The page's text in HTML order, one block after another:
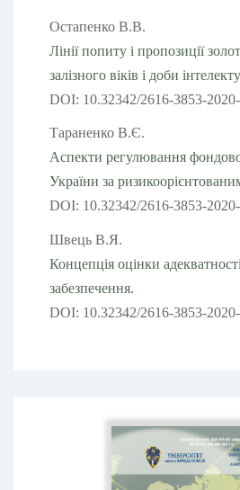
Остапенко В.В.
Лінії попиту і пропозиції
залізного віків і доби
DOI: 10.32342/2616-3853-
Тараненко В.Є.
Аспекти регулювання
України за
DOI: 10.32342/2616-3853-
Швець В.Я.
Концепція оцінки
забезпечення.
DOI: 10.32342/2616-3853-2020-